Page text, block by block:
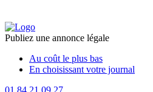
Publiez une annonce légale
Au coût le plus bas
En choisissant votre journal
01 84 21 09 27